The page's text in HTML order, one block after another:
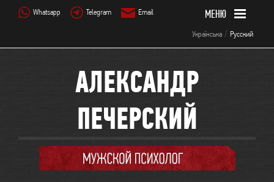
Whatsapp Telegram Email
Українська / Русский
АЛЕКСАНДР
ПЕЧЕРСКИЙ